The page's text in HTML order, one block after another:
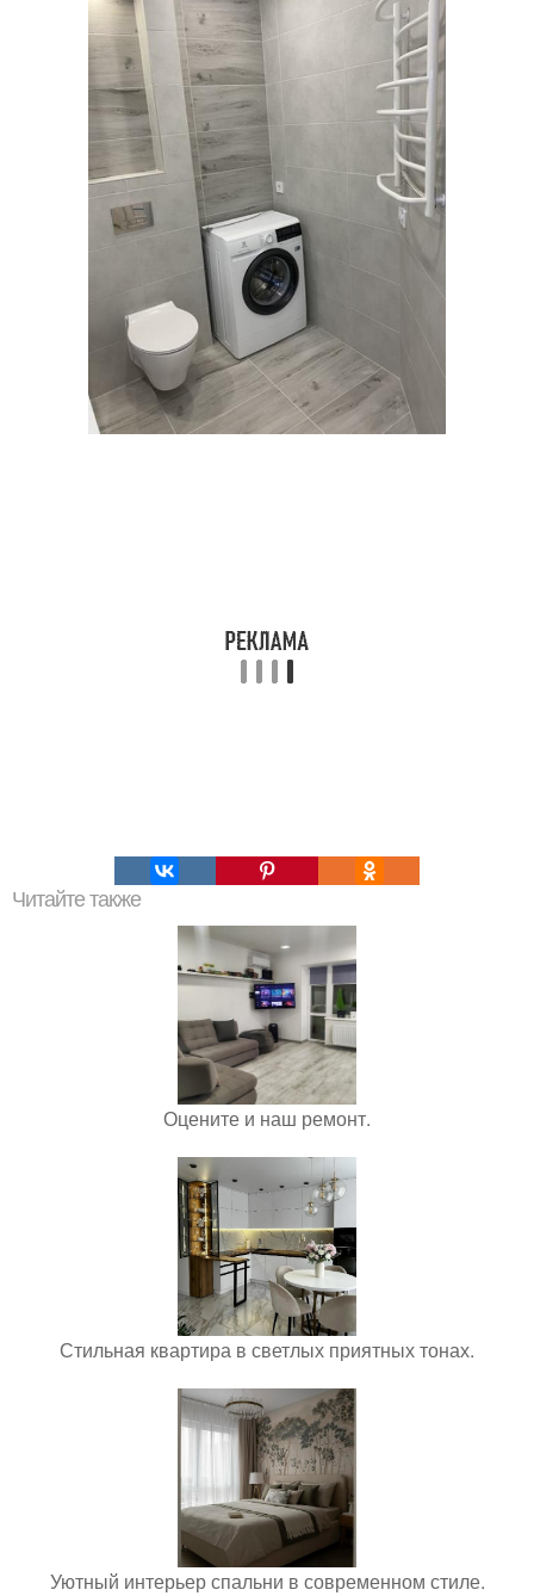
Читайте также
Оцените и наш ремонт.
Стильная квартира в светлых приятных тонах.
Уютный интерьер спальни в современном стиле.